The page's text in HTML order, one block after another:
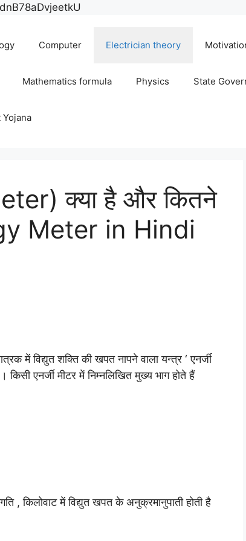
Computer Electrician theory
Mathematics formula Physics State
क्या है और कितने
Meter in Hindi
में विद्युत शक्ति की खपत नापने वाला यन्त्र ‘ एनर्जी
एनर्जी मीटर में निम्नलिखित मुख्य भाग होते हैं
, किलोवाट में विद्युत खपत के अनुक्रमानुपाती होती है